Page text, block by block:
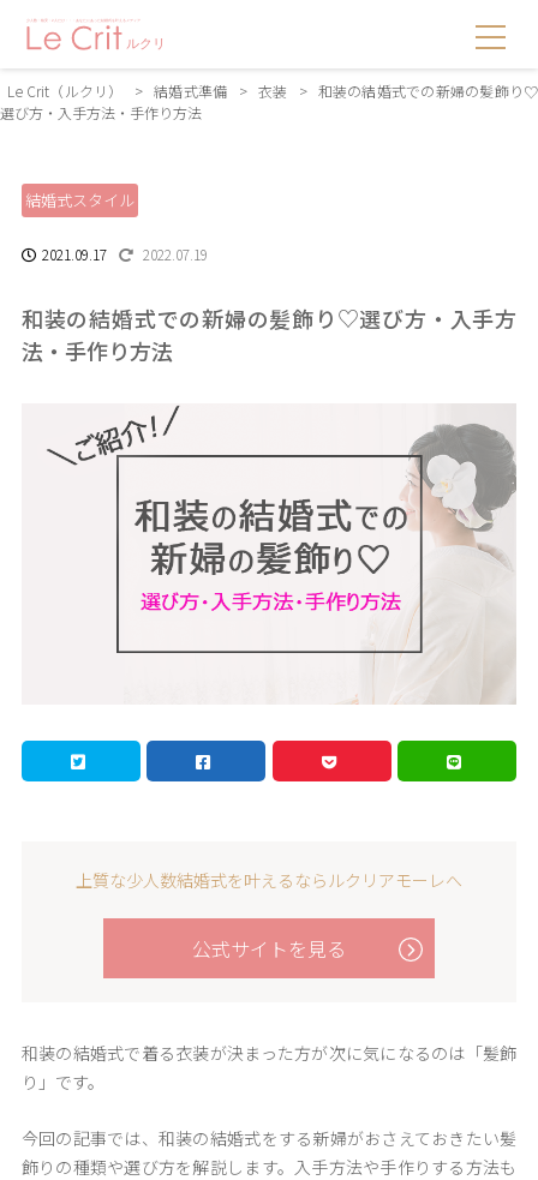
Le Crit（ルクリ） > 結婚式準備 > 衣装 > 和装の結婚式での新婦の髪飾り♡
選び方・入手方法・手作り方法
結婚式スタイル
2021.09.17 2022.07.19
和装の結婚式での新婦の髪飾り♡選び方・入手方
法・手作り方法
上質な少人数結婚式を叶えるならルクリアモーレへ
公式サイトを見る
和装の結婚式で着る衣装が決まった方が次に気になるのは「髪飾
り」です。
今回の記事では、和装の結婚式をする新婦がおさえておきたい髪
飾りの種類や選び方を解説します。入手方法や手作りする方法も